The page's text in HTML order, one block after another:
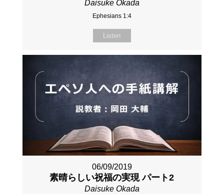
Daisuke Okada
Ephesians 1:4
Listen
06/09/2019
素晴らしい祝福の実現 パート2
Daisuke Okada